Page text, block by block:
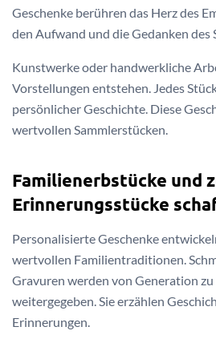
Geschenke berühren das Herz des
den Aufwand und die Gedanken des
Kunstwerke oder handwerkliche
Vorstellungen entstehen. Jedes
persönlicher Geschichte. Diese
wertvollen Sammlerstücken.
Familienerbstücke und
Erinnerungsstücke
Personalisierte Geschenke
wertvollen Familientraditionen.
Gravuren werden von Generation
weitergegeben. Sie erzählen
Erinnerungen.